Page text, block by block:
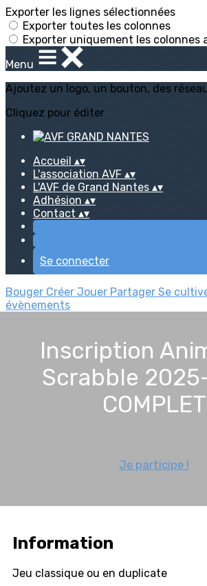
Exporter les lignes sélectionnées
Exporter toutes les colonnes
Exporter uniquement les colonnes
Menu
Ajoutez un logo, un bouton, des
Cliquez pour éditer
Accueil ▴▾
L'association AVF ▴▾
L'AVF de Grand Nantes ▴▾
Adhésion ▴▾
Contact ▴▾
Se connecter
Bouger Créer Jouer Partager Se
évènements
Inscription
Scrabble
COMPLET
Je participe !
Information
Jeu classique ou en duplicate